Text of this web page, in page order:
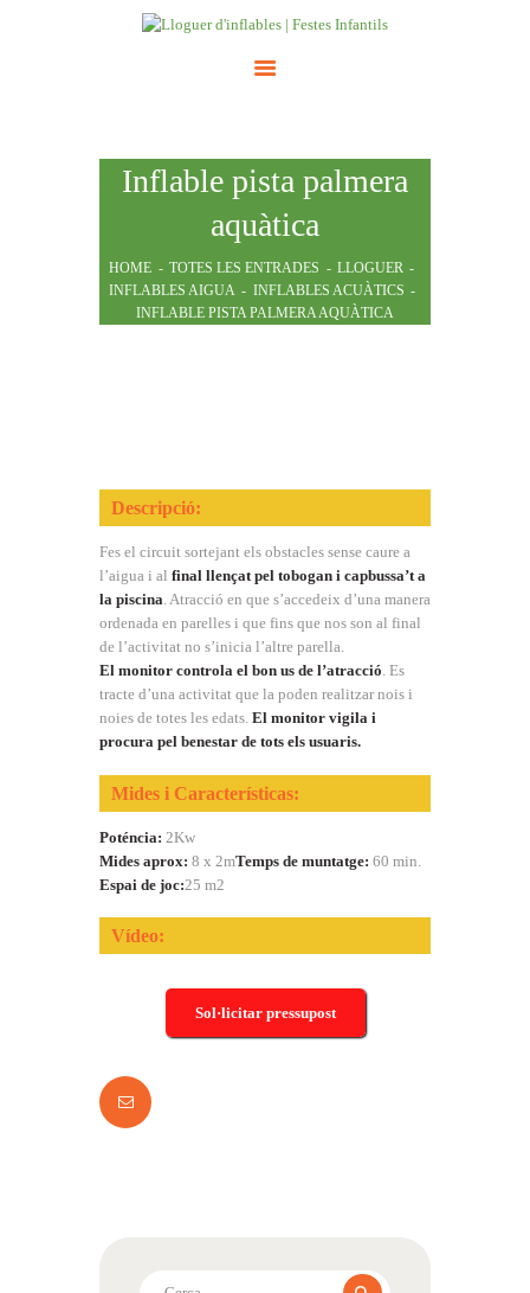
Inflable pista palmera
aquàtica
HOME TOTES LES ENTRADES
LLOGUER
INFLABLES AIGUA
INFLABLES ACUÀTICS
INFLABLE PISTA PALMERA AQUÀTICA
ATRACCIONS
CONTACTE
Descripció:
Fes el circuit sortejant els obstacles sense caure a
l’aigua i al final llençat pel tobogan i capbussa’t a
la piscina. Atracció en que s’accedeix d’una manera
ordenada en parelles i que fins que nos son al final
de l’activitat no s’inicia l’altre parella.
El monitor controla el bon us de l’atracció. Es
tracte d’una activitat que la poden realitzar nois i
noies de totes les edats. El monitor vigila i
procura pel benestar de tots els usuaris.
Mides i Características:
Poténcia: 2Kw
Mides aprox: 8 x 2mTemps de muntatge: 60 min.
Espai de joc:25 m2
Vídeo:
Sol·licitar pressupost